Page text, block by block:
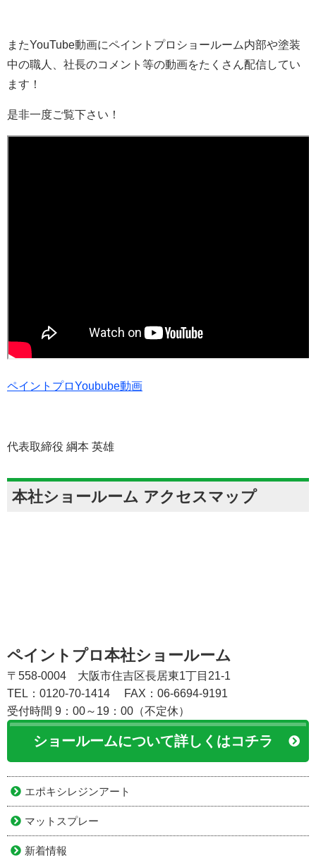
またYouTube動画にペイントプロショールーム内部や塗装
中の職人、社長のコメント等の動画をたくさん配信してい
ます！
是非一度ご覧下さい！
ペイントプロYoubube動画
代表取締役 綱本 英雄
本社ショールーム アクセスマップ
ペイントプロ本社ショールーム
〒558-0004 大阪市住吉区長居東1丁目21-1
TEL：0120-70-1414
FAX：06-6694-9191
受付時間 9：00～19：00（不定休）
ショールームについて詳しくはコチラ
エポキシレジンアート
マットスプレー
新着情報